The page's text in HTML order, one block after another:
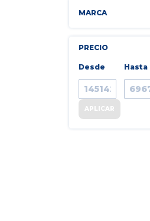
MARCA
PRECIO
Desde Hasta
APLICAR